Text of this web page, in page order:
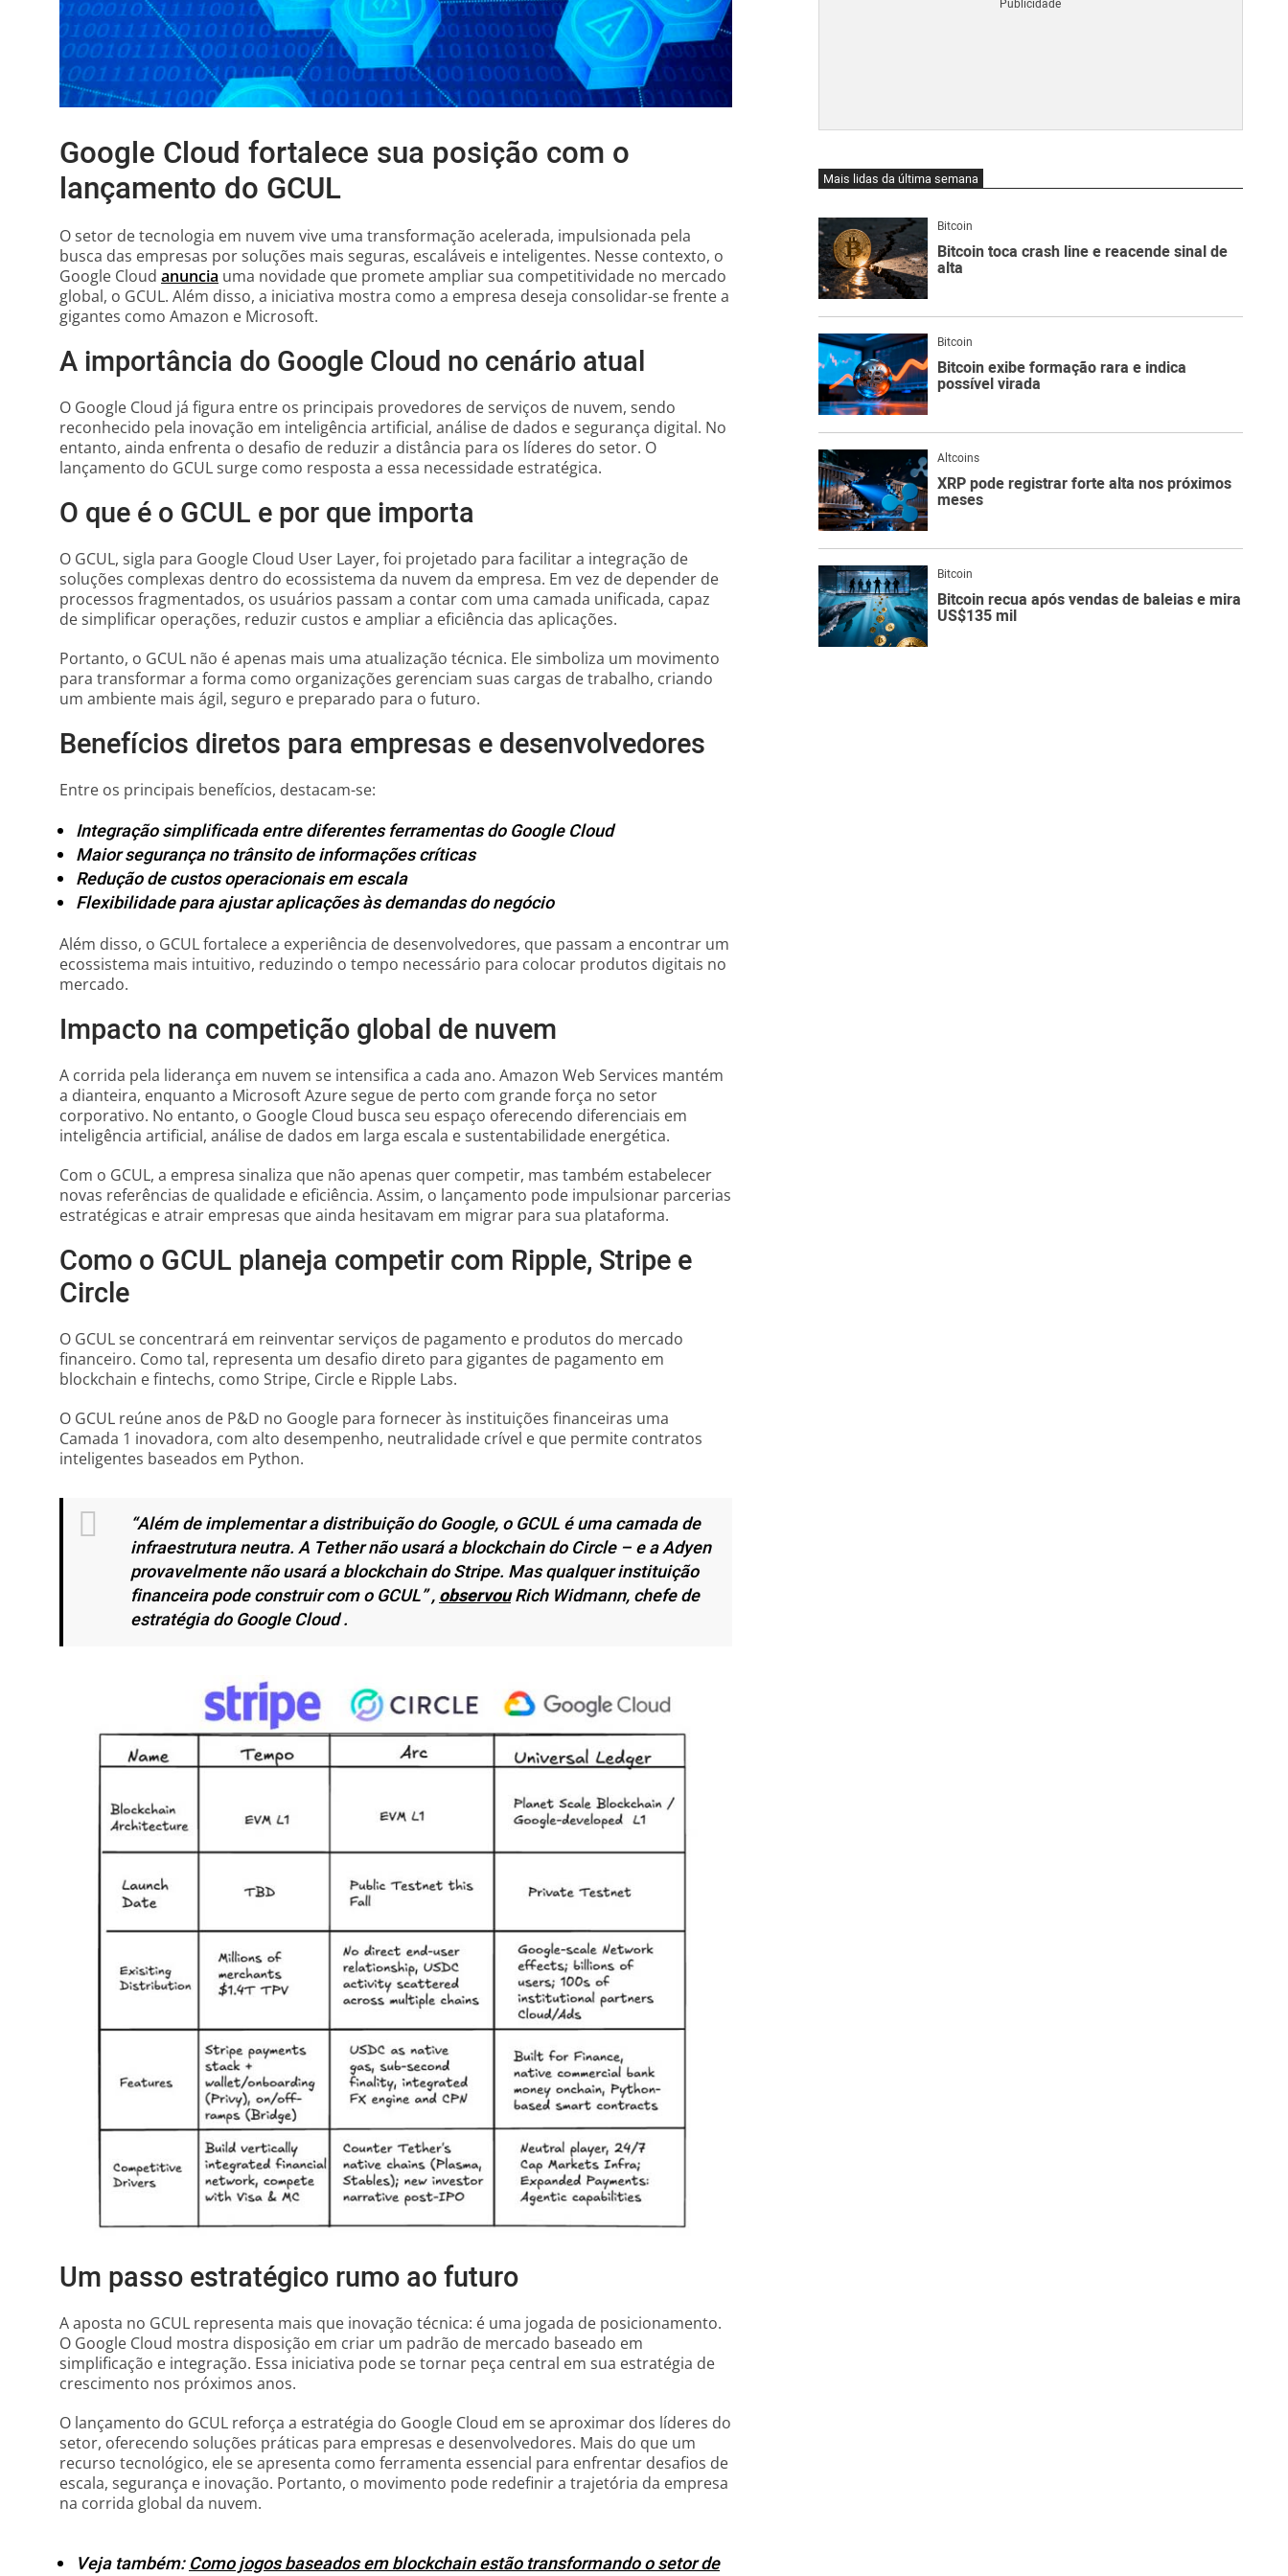
Google Cloud fortalece sua posição com o
lançamento do GCUL
O setor de tecnologia em nuvem vive uma transformação acelerada, impulsionada pela
busca das empresas por soluções mais seguras, escaláveis e inteligentes. Nesse contexto, o
Google Cloud anuncia uma novidade que promete ampliar sua competitividade no mercado
global, o GCUL. Além disso, a iniciativa mostra como a empresa deseja consolidar-se frente a
gigantes como Amazon e Microsoft.
A importância do Google Cloud no cenário atual
O Google Cloud já figura entre os principais provedores de serviços de nuvem, sendo
reconhecido pela inovação em inteligência artificial, análise de dados e segurança digital. No
entanto, ainda enfrenta o desafio de reduzir a distância para os líderes do setor. O
lançamento do GCUL surge como resposta a essa necessidade estratégica.
O que é o GCUL e por que importa
O GCUL, sigla para Google Cloud User Layer, foi projetado para facilitar a integração de
soluções complexas dentro do ecossistema da nuvem da empresa. Em vez de depender de
processos fragmentados, os usuários passam a contar com uma camada unificada, capaz
de simplificar operações, reduzir custos e ampliar a eficiência das aplicações.
Portanto, o GCUL não é apenas mais uma atualização técnica. Ele simboliza um movimento
para transformar a forma como organizações gerenciam suas cargas de trabalho, criando
um ambiente mais ágil, seguro e preparado para o futuro.
Benefícios diretos para empresas e desenvolvedores
Entre os principais benefícios, destacam-se:
Integração simplificada entre diferentes ferramentas do Google Cloud
Maior segurança no trânsito de informações críticas
Redução de custos operacionais em escala
Flexibilidade para ajustar aplicações às demandas do negócio
Além disso, o GCUL fortalece a experiência de desenvolvedores, que passam a encontrar um
ecossistema mais intuitivo, reduzindo o tempo necessário para colocar produtos digitais no
mercado.
Impacto na competição global de nuvem
A corrida pela liderança em nuvem se intensifica a cada ano. Amazon Web Services mantém
a dianteira, enquanto a Microsoft Azure segue de perto com grande força no setor
corporativo. No entanto, o Google Cloud busca seu espaço oferecendo diferenciais em
inteligência artificial, análise de dados em larga escala e sustentabilidade energética.
Com o GCUL, a empresa sinaliza que não apenas quer competir, mas também estabelecer
novas referências de qualidade e eficiência. Assim, o lançamento pode impulsionar parcerias
estratégicas e atrair empresas que ainda hesitavam em migrar para sua plataforma.
Como o GCUL planeja competir com Ripple, Stripe e
Circle
O GCUL se concentrará em reinventar serviços de pagamento e produtos do mercado
financeiro. Como tal, representa um desafio direto para gigantes de pagamento em
blockchain e fintechs, como Stripe, Circle e Ripple Labs.
O GCUL reúne anos de P&D no Google para fornecer às instituições financeiras uma
Camada 1 inovadora, com alto desempenho, neutralidade crível e que permite contratos
inteligentes baseados em Python.
“Além de implementar a distribuição do Google, o GCUL é uma camada de
infraestrutura neutra. A Tether não usará a blockchain do Circle – e a Adyen
provavelmente não usará a blockchain do Stripe. Mas qualquer instituição
financeira pode construir com o GCUL” ,observouRich Widmann, chefe de
estratégia do Google Cloud .
Um passo estratégico rumo ao futuro
A aposta no GCUL representa mais que inovação técnica: é uma jogada de posicionamento.
O Google Cloud mostra disposição em criar um padrão de mercado baseado em
simplificação e integração. Essa iniciativa pode se tornar peça central em sua estratégia de
crescimento nos próximos anos.
O lançamento do GCUL reforça a estratégia do Google Cloud em se aproximar dos líderes do
setor, oferecendo soluções práticas para empresas e desenvolvedores. Mais do que um
recurso tecnológico, ele se apresenta como ferramenta essencial para enfrentar desafios de
escala, segurança e inovação. Portanto, o movimento pode redefinir a trajetória da empresa
na corrida global da nuvem.
Veja também:Como jogos baseados em blockchain estão transformando o setor de
Mais lidas da última semana
Bitcoin
Bitcoin toca crash line e reacende sinal de
alta
Bitcoin
Bitcoin exibe formação rara e indica
possível virada
Altcoins
XRP pode registrar forte alta nos próximos
meses
Bitcoin
Bitcoin recua após vendas de baleias e mira
US$135 mil